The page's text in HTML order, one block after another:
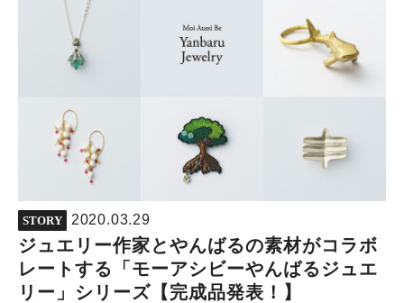
STORY 2020.03.29
ジュエリー作家とやんばるの素材がコラボ
レートする「モーアシビーやんばるジュエ
リー」シリーズ【完成品発表！】